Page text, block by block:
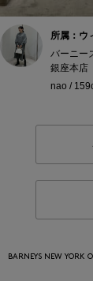
所属：ウ
バーニー
銀座本店
nao /
BARNEYS NEW YORK